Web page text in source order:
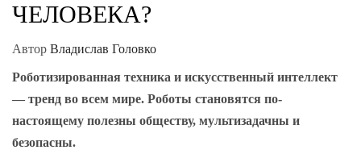
ЧЕЛОВЕКА?
Автор Владислав Головко
Роботизированная техника и искусственный интеллект
— тренд во всем мире. Роботы становятся по-
настоящему полезны обществу, мультизадачны и
безопасны.